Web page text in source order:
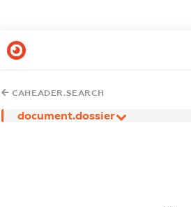
CAHEADER.SEARCH
document.dossier